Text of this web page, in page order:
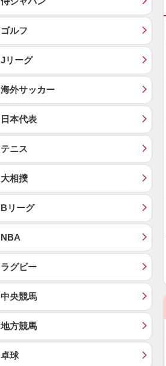
ゴルフ
Jリーグ
海外サッカー
日本代表
テニス
大相撲
Bリーグ
NBA
ラグビー
中央競馬
地方競馬
卓球